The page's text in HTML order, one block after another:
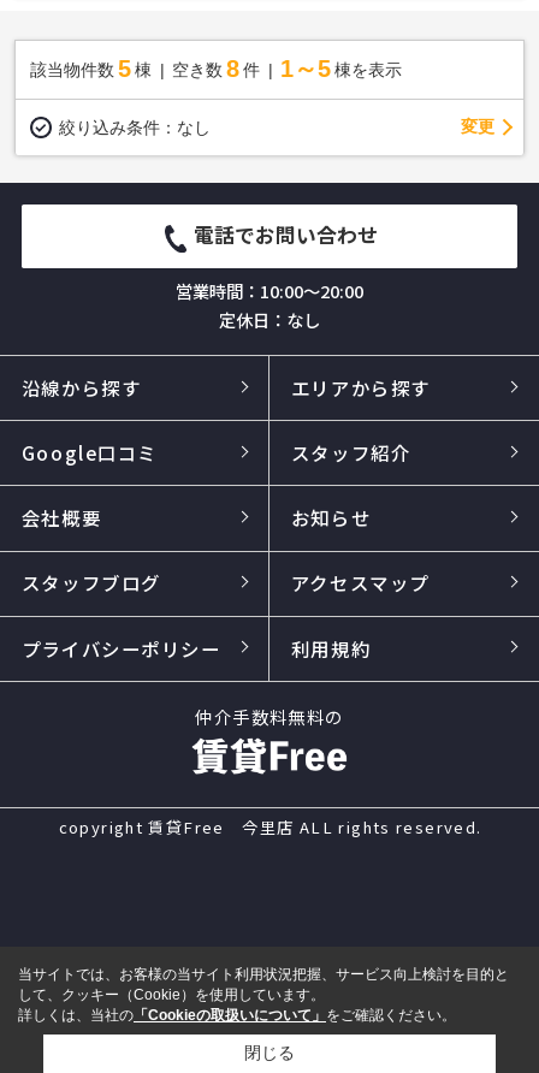
該当物件数 5棟 空き数 8 件 1～5 棟を表示
絞り込み条件： なし 変更
電話でお問い合わせ
営業時間：10:00～20:00
定休日：なし
沿線から探す エリアから探す
Google口コミ スタッフ紹介
会社概要 お知らせ
スタッフブログ アクセスマップ
プライバシーポリシー 利用規約
仲介手数料無料の
copyright 賃貸Free 今里店 ALL rights reserved.
当サイトでは、お客様の当サイト利用状況把握、サービス向上検討を目的と
して、クッキー（Cookie）を使用しています。
詳しくは、当社の 「Cookieの取扱いについて」 をご確認ください。
閉じる